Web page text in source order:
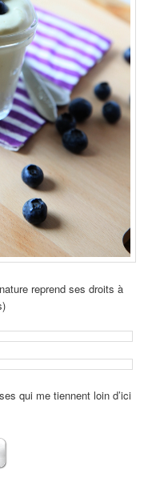
reprend ses droits à
qui me tiennent loin d’ici